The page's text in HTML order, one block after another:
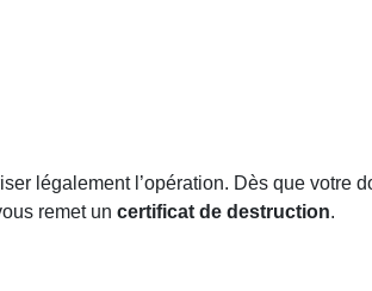
légalement l’opération. Dès que votre
remet un certificat de destruction.